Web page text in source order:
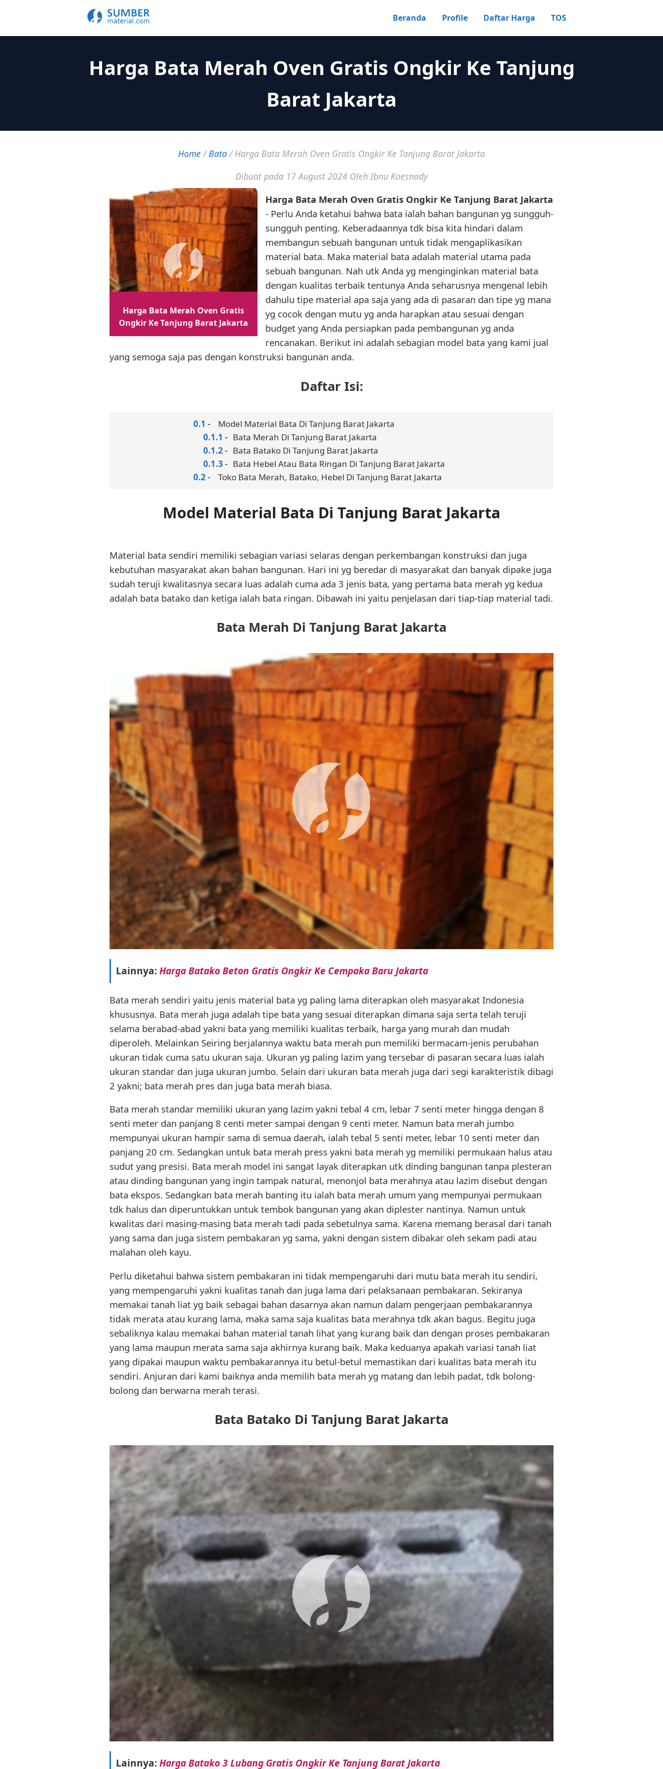
Beranda Profile Daftar Harga TOS
Harga Bata Merah Oven Gratis Ongkir Ke Tanjung
Barat Jakarta
Home/Bata/Harga Bata Merah Oven Gratis Ongkir Ke Tanjung Barat Jakarta
Dibuat pada 17 August 2024 Oleh Ibnu Koesnady
Harga Bata Merah Oven Gratis
Ongkir Ke Tanjung Barat Jakarta
Harga Bata Merah Oven Gratis Ongkir Ke Tanjung Barat Jakarta
- Perlu Anda ketahui bahwa bata ialah bahan bangunan yg sungguh-
sungguh penting. Keberadaannya tdk bisa kita hindari dalam
membangun sebuah bangunan untuk tidak mengaplikasikan
material bata. Maka material bata adalah material utama pada
sebuah bangunan. Nah utk Anda yg menginginkan material bata
dengan kualitas terbaik tentunya Anda seharusnya mengenal lebih
dahulu tipe material apa saja yang ada di pasaran dan tipe yg mana
yg cocok dengan mutu yg anda harapkan atau sesuai dengan
budget yang Anda persiapkan pada pembangunan yg anda
rencanakan. Berikut ini adalah sebagian model bata yang kami jual
yang semoga saja pas dengan konstruksi bangunan anda.
Daftar Isi:
Model Material Bata Di Tanjung Barat Jakarta
Bata Merah Di Tanjung Barat Jakarta
Bata Batako Di Tanjung Barat Jakarta
Bata Hebel Atau Bata Ringan Di Tanjung Barat Jakarta
Toko Bata Merah, Batako, Hebel Di Tanjung Barat Jakarta
Model Material Bata Di Tanjung Barat Jakarta
Material bata sendiri memiliki sebagian variasi selaras dengan perkembangan konstruksi dan juga
kebutuhan masyarakat akan bahan bangunan. Hari ini yg beredar di masyarakat dan banyak dipake juga
sudah teruji kwalitasnya secara luas adalah cuma ada 3 jenis bata, yang pertama bata merah yg kedua
adalah bata batako dan ketiga ialah bata ringan. Dibawah ini yaitu penjelasan dari tiap-tiap material tadi.
Bata Merah Di Tanjung Barat Jakarta
Lainnya:Harga Batako Beton Gratis Ongkir Ke Cempaka Baru Jakarta
Bata merah sendiri yaitu jenis material bata yg paling lama diterapkan oleh masyarakat Indonesia
khususnya. Bata merah juga adalah tipe bata yang sesuai diterapkan dimana saja serta telah teruji
selama berabad-abad yakni bata yang memiliki kualitas terbaik, harga yang murah dan mudah
diperoleh. Melainkan Seiring berjalannya waktu bata merah pun memiliki bermacam-jenis perubahan
ukuran tidak cuma satu ukuran saja. Ukuran yg paling lazim yang tersebar di pasaran secara luas ialah
ukuran standar dan juga ukuran jumbo. Selain dari ukuran bata merah juga dari segi karakteristik dibagi
2 yakni; bata merah pres dan juga bata merah biasa.
Bata merah standar memiliki ukuran yang lazim yakni tebal 4 cm, lebar 7 senti meter hingga dengan 8
senti meter dan panjang 8 centi meter sampai dengan 9 centi meter. Namun bata merah jumbo
mempunyai ukuran hampir sama di semua daerah, ialah tebal 5 senti meter, lebar 10 senti meter dan
panjang 20 cm. Sedangkan untuk bata merah press yakni bata merah yg memiliki permukaan halus atau
sudut yang presisi. Bata merah model ini sangat layak diterapkan utk dinding bangunan tanpa plesteran
atau dinding bangunan yang ingin tampak natural, menonjol bata merahnya atau lazim disebut dengan
bata ekspos. Sedangkan bata merah banting itu ialah bata merah umum yang mempunyai permukaan
tdk halus dan diperuntukkan untuk tembok bangunan yang akan diplester nantinya. Namun untuk
kwalitas dari masing-masing bata merah tadi pada sebetulnya sama. Karena memang berasal dari tanah
yang sama dan juga sistem pembakaran yg sama, yakni dengan sistem dibakar oleh sekam padi atau
malahan oleh kayu.
Perlu diketahui bahwa sistem pembakaran ini tidak mempengaruhi dari mutu bata merah itu sendiri,
yang mempengaruhi yakni kualitas tanah dan juga lama dari pelaksanaan pembakaran. Sekiranya
memakai tanah liat yg baik sebagai bahan dasarnya akan namun dalam pengerjaan pembakarannya
tidak merata atau kurang lama, maka sama saja kualitas bata merahnya tdk akan bagus. Begitu juga
sebaliknya kalau memakai bahan material tanah lihat yang kurang baik dan dengan proses pembakaran
yang lama maupun merata sama saja akhirnya kurang baik. Maka keduanya apakah variasi tanah liat
yang dipakai maupun waktu pembakarannya itu betul-betul memastikan dari kualitas bata merah itu
sendiri. Anjuran dari kami baiknya anda memilih bata merah yg matang dan lebih padat, tdk bolong-
bolong dan berwarna merah terasi.
Bata Batako Di Tanjung Barat Jakarta
Lainnya:Harga Batako 3 Lubang Gratis Ongkir Ke Tanjung Barat Jakarta